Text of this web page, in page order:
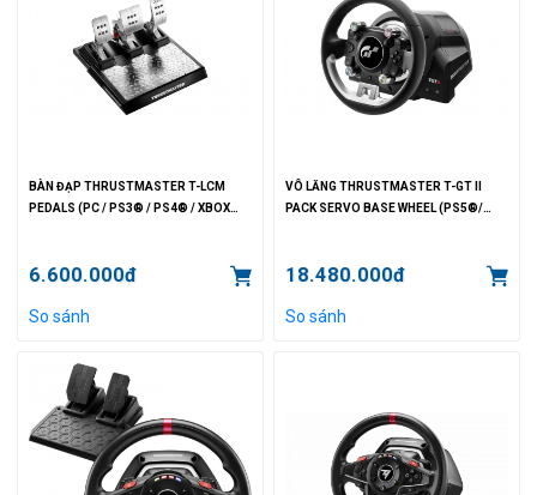
BÀN ĐẠP THRUSTMASTER T-LCM
PEDALS (PC / PS3® / PS4® / XBOX
6.600.000đ
So sánh
VÔ LĂNG THRUSTMASTER T-GT II
PACK SERVO BASE WHEEL (PS5®/
18.480.000đ
So sánh